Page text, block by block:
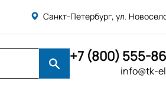
Санкт-Петербург, ул.
+7 (800) 555-
info@tk-